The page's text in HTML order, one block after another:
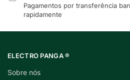
Pagamentos por transferência
rapidamente
ELECTRO PANGA ®
Sobre nós